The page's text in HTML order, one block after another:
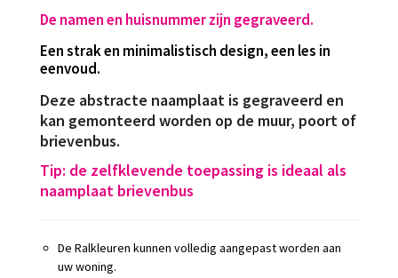
De namen en huisnummer zijn gegraveerd.
Een strak en minimalistisch design, een les in
eenvoud.
Deze abstracte naamplaat is gegraveerd en
kan gemonteerd worden op de muur, poort of
brievenbus.
Tip: de zelfklevende toepassing is ideaal als
naamplaat brievenbus
De Ralkleuren kunnen volledig aangepast worden aan
uw woning.